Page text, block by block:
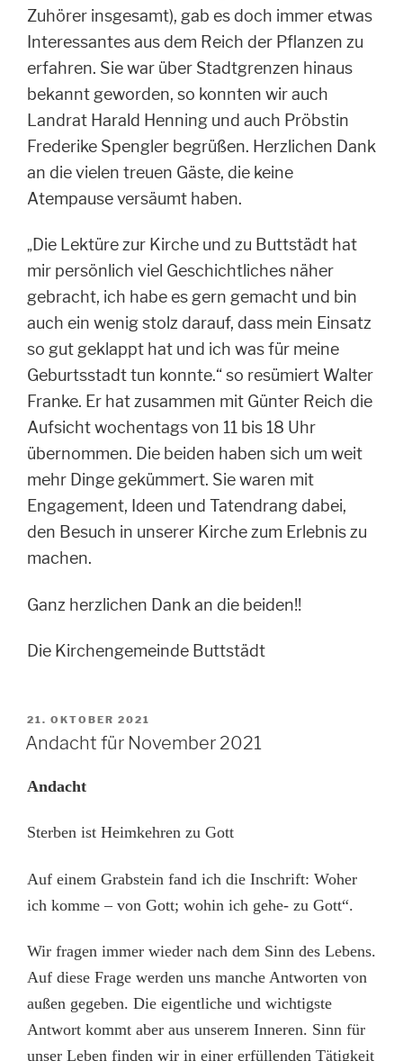
Zuhörer insgesamt), gab es doch immer etwas
Interessantes aus dem Reich der Pflanzen zu
erfahren. Sie war über Stadtgrenzen hinaus
bekannt geworden, so konnten wir auch
Landrat Harald Henning und auch Pröbstin
Frederike Spengler begrüßen. Herzlichen Dank
an die vielen treuen Gäste, die keine
Atempause versäumt haben.
„Die Lektüre zur Kirche und zu Buttstädt hat
mir persönlich viel Geschichtliches näher
gebracht, ich habe es gern gemacht und bin
auch ein wenig stolz darauf, dass mein Einsatz
so gut geklappt hat und ich was für meine
Geburtsstadt tun konnte.“ so resümiert Walter
Franke. Er hat zusammen mit Günter Reich die
Aufsicht wochentags von 11 bis 18 Uhr
übernommen. Die beiden haben sich um weit
mehr Dinge gekümmert. Sie waren mit
Engagement, Ideen und Tatendrang dabei,
den Besuch in unserer Kirche zum Erlebnis zu
machen.
Ganz herzlichen Dank an die beiden!!
Die Kirchengemeinde Buttstädt
VERÖFFENTLICHT
AM
21. OKTOBER 2021
Andacht für November 2021
Andacht
Sterben ist Heimkehren zu Gott
Auf einem Grabstein fand ich die Inschrift: Woher
ich komme – von Gott; wohin ich gehe- zu Gott“.
Wir fragen immer wieder nach dem Sinn des Lebens.
Auf diese Frage werden uns manche Antworten von
außen gegeben. Die eigentliche und wichtigste
Antwort kommt aber aus unserem Inneren. Sinn für
unser Leben finden wir in einer erfüllenden Tätigkeit